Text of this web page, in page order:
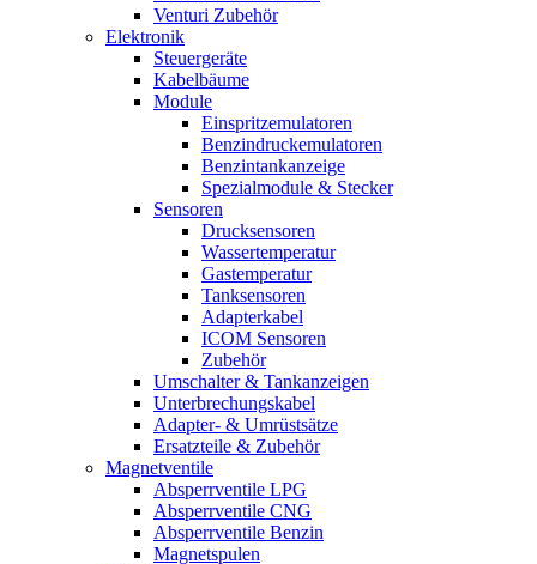
Venturi Zubehör
Elektronik
Steuergeräte
Kabelbäume
Module
Einspritzemulatoren
Benzindruckemulatoren
Benzintankanzeige
Spezialmodule & Stecker
Sensoren
Drucksensoren
Wassertemperatur
Gastemperatur
Tanksensoren
Adapterkabel
ICOM Sensoren
Zubehör
Umschalter & Tankanzeigen
Unterbrechungskabel
Adapter- & Umrüstsätze
Ersatzteile & Zubehör
Magnetventile
Absperrventile LPG
Absperrventile CNG
Absperrventile Benzin
Magnetspulen